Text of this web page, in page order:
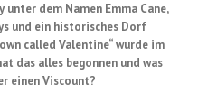
dem Namen Emma Cane,
und ein historisches Dorf
called Valentine“ wurde im
das alles begonnen und was
einen Viscount?